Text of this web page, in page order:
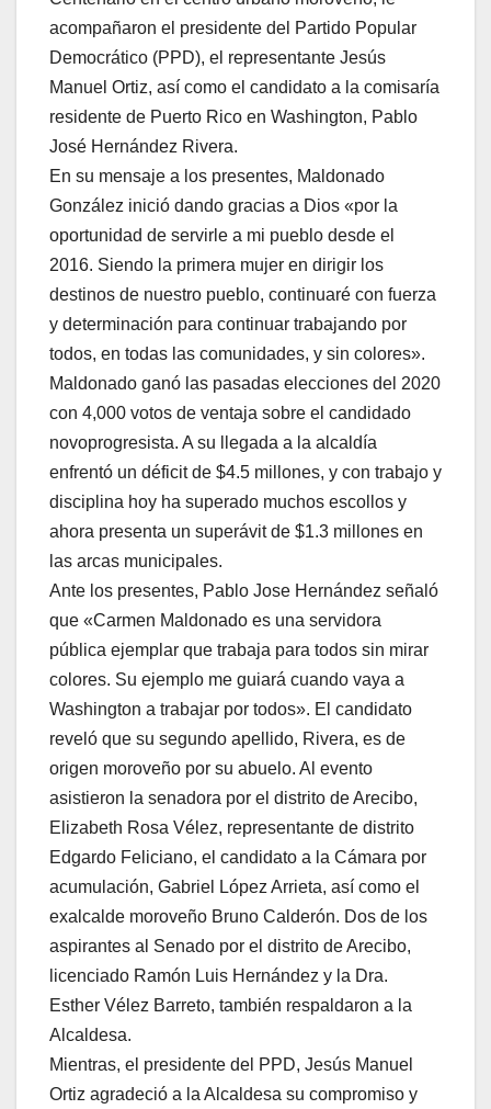
acompañaron el presidente del Partido Popular
Democrático (PPD), el representante Jesús
Manuel Ortiz, así como el candidato a la comisaría
residente de Puerto Rico en Washington, Pablo
José Hernández Rivera.
En su mensaje a los presentes, Maldonado
González inició dando gracias a Dios «por la
oportunidad de servirle a mi pueblo desde el
2016. Siendo la primera mujer en dirigir los
destinos de nuestro pueblo, continuaré con fuerza
y determinación para continuar trabajando por
todos, en todas las comunidades, y sin colores».
Maldonado ganó las pasadas elecciones del 2020
con 4,000 votos de ventaja sobre el candidado
novoprogresista. A su llegada a la alcaldía
enfrentó un déficit de $4.5 millones, y con trabajo y
disciplina hoy ha superado muchos escollos y
ahora presenta un superávit de $1.3 millones en
las arcas municipales.
Ante los presentes, Pablo Jose Hernández señaló
que «Carmen Maldonado es una servidora
pública ejemplar que trabaja para todos sin mirar
colores. Su ejemplo me guiará cuando vaya a
Washington a trabajar por todos». El candidato
reveló que su segundo apellido, Rivera, es de
origen moroveño por su abuelo. Al evento
asistieron la senadora por el distrito de Arecibo,
Elizabeth Rosa Vélez, representante de distrito
Edgardo Feliciano, el candidato a la Cámara por
acumulación, Gabriel López Arrieta, así como el
exalcalde moroveño Bruno Calderón. Dos de los
aspirantes al Senado por el distrito de Arecibo,
licenciado Ramón Luis Hernández y la Dra.
Esther Vélez Barreto, también respaldaron a la
Alcaldesa.
Mientras, el presidente del PPD, Jesús Manuel
Ortiz agradeció a la Alcaldesa su compromiso y